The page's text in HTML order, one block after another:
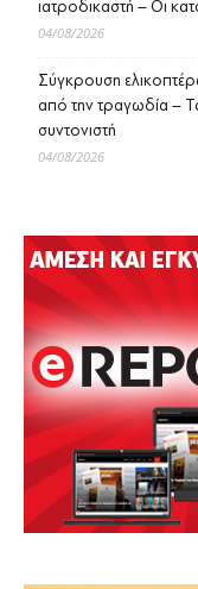
ιατροδικαστή – Οι
04/08/2026
Σύγκρουση
από την τραγωδία –
συντονιστή
04/08/2026